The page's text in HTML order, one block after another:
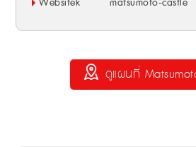
ดูแผนที่